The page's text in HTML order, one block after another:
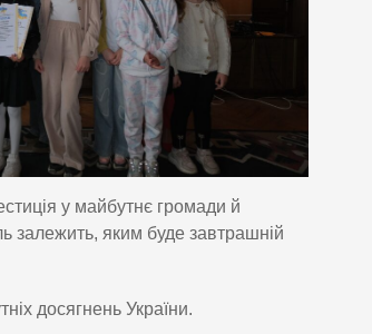
у майбутнє громади й
залежить, яким буде завтрашній
досягнень України.